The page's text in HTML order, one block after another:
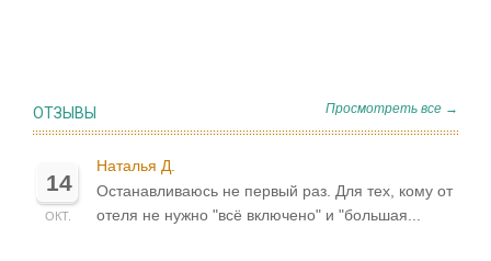
ОТЗЫВЫ Просмотреть все →
14
ОКТ.
Наталья Д.
Останавливаюсь не первый раз. Для тех, кому от
отеля не нужно "всё включено" и "большая...